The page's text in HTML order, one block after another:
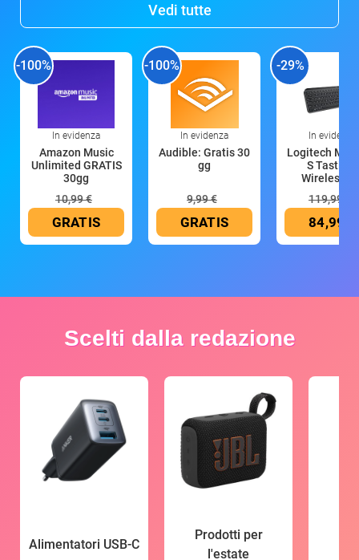
Vedi tutte
-100%
In evidenza
Amazon Music
Unlimited GRATIS
30gg
10,99 €
GRATIS
-100%
In evidenza
Audible: Gratis 30
gg
9,99 €
GRATIS
-29%
In evidenza
Logitech MX
S Tastiera
Wireless
119,99 €
84,99 €
Scelti dalla redazione
Alimentatori USB-C
Prodotti per
l'estate